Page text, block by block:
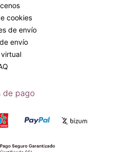
cookies
de envío
envío
de pago